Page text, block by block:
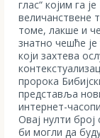
глас“ којим га
величанствене
томе, лакше и
знатно чешће
који захтева
пророка
представља
интернет-
Овај нулти
би могли да